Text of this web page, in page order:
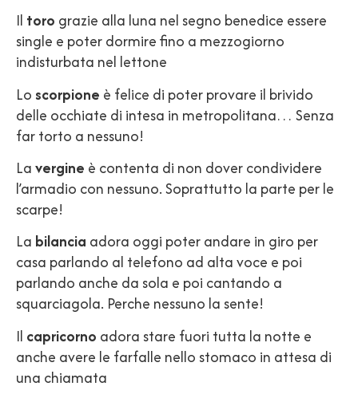
Il toro grazie alla luna nel segno benedice essere
single e poter dormire fino a mezzogiorno
indisturbata nel lettone
Lo scorpione è felice di poter provare il brivido
delle occhiate di intesa in metropolitana… Senza
far torto a nessuno!
Lavergine è contenta di non dover condividere
l’armadio con nessuno. Soprattutto la parte per le
scarpe!
La bilancia adora oggi poter andare in giro per
casa parlando al telefono ad alta voce e poi
parlando anche da sola e poi cantando a
squarciagola. Perche nessuno la sente!
Il capricorno adora stare fuori tutta la notte e
anche avere le farfalle nello stomaco in attesa di
una chiamata